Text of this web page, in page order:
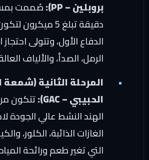
بروبلين – PP):
صُممت بمسام
دقيقة تبلغ 5 ميكرون لتكون خط
الدفاع الأول، وتتولى احتجاز الأتربة،
الرمل، الصدأ، والألياف العالقة.
المرحلة الثانية (شمعة الكربون
الحبيبي – GAC):
تتكون من فحم جوز
الهند النشط عالي الجودة لامتصاص
الغازات الذائبة، الكلور، والكيماويات
التي تغير طعم ورائحة المياه.